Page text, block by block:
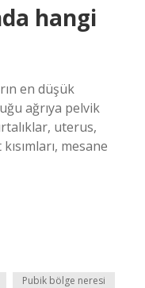
hangi
en düşük
ağrıya pelvik
uterus,
mesane
Pubik bölge neresi